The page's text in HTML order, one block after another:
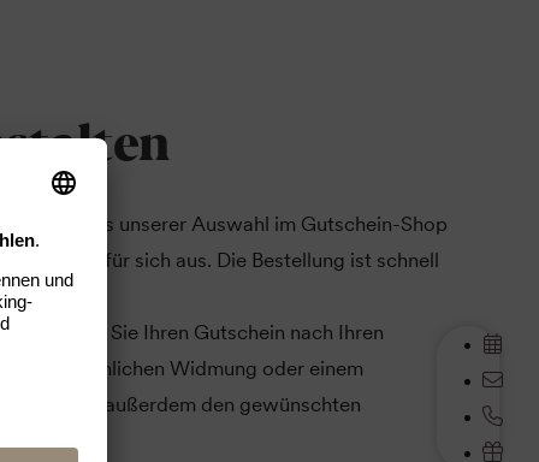
Sie aus unserer Auswahl im Gutschein-Shop
Gutschein für sich aus. Die Bestellung ist schnell
Sie Ihren Gutschein nach Ihren
einer persönlichen Widmung oder einem
Sie außerdem den gewünschten